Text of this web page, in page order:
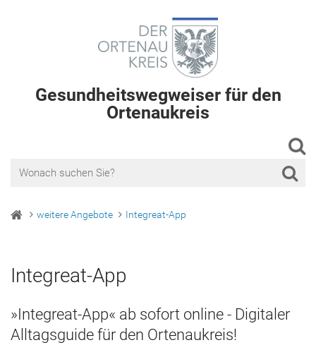
Gesundheitswegweiser für den
Ortenaukreis
weitere Angebote Integreat-App
Integreat-App
»Integreat-App« ab sofort online - Digitaler
Alltagsguide für den Ortenaukreis!